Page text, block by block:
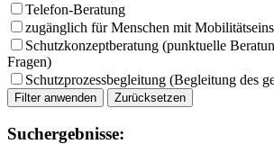
Schutzkonzeptberatung (punktuelle
Fragen)
Schutzprozessbegleitung (Begleitung des
Telefon-Beratung
zugänglich für Menschen mit
Filter anwenden Zurücksetzen
Suchergebnisse: